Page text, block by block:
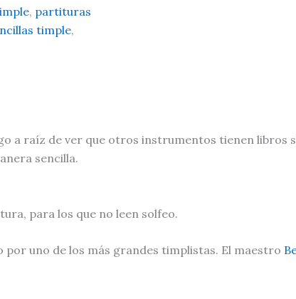
, partituras
timple,
a raíz de ver que otros instrumentos tienen libros
sencilla.
para los que no leen solfeo.
uno de los más grandes timplistas. El maestro